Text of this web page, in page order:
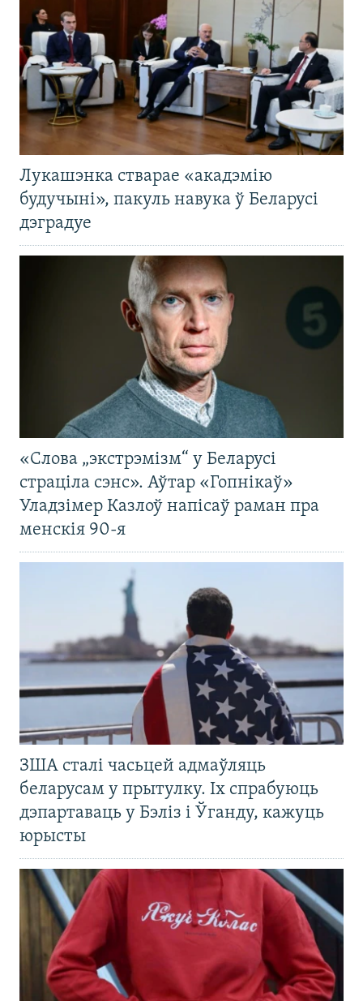
Лукашэнка стварае «акадэмію
будучыні», пакуль навука ў Беларусі
дэградуе
«Слова „экстрэмізм“ у Беларусі
страціла сэнс». Аўтар «Гопнікаў»
Уладзімер Казлоў напісаў раман пра
менскія 90-я
ЗША сталі часьцей адмаўляць
беларусам у прытулку. Іх спрабуюць
дэпартаваць у Бэліз і Ўганду, кажуць
юрысты